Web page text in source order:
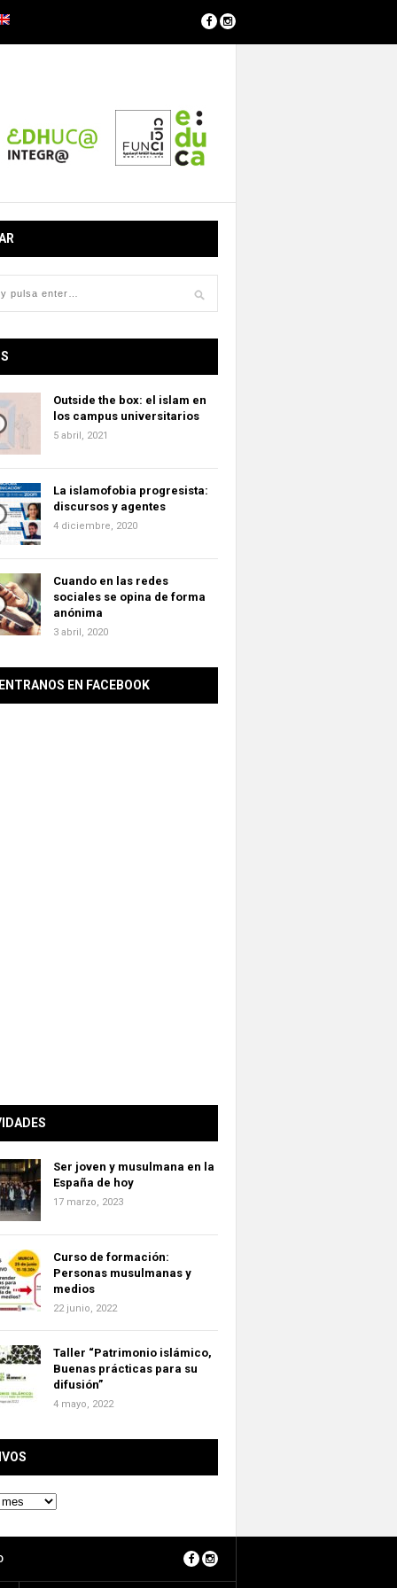
Outside the box: el islam en
los campus universitarios
5 abril, 2021
La islamofobia progresista:
discursos y agentes
4 diciembre, 2020
Cuando en las redes
sociales se opina de forma
anónima
3 abril, 2020
EN FACEBOOK
Ser joven y musulmana en la
España de hoy
17 marzo, 2023
Curso de formación:
Personas musulmanas y
medios
22 junio, 2022
Taller “Patrimonio islámico,
Buenas prácticas para su
difusión”
4 mayo, 2022